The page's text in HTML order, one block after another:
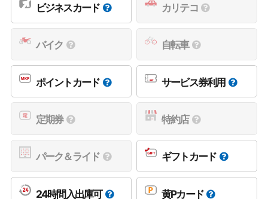
ビジネスカード カリテコ
バイク 自転車
ポイントカード サービス券利用
定期券 特約店
パーク＆ライド ギフトカード
24時間入出庫可 黄Pカード